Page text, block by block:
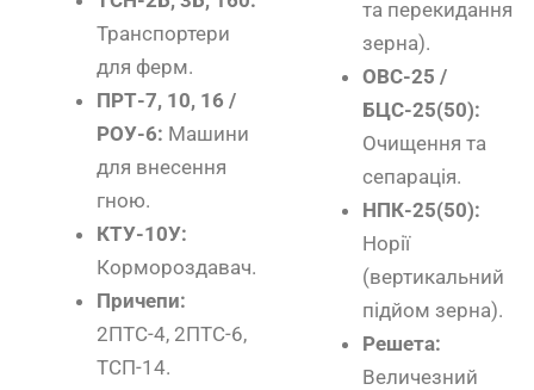
Транспортери
для ферм.
ПРТ-7, 10, 16 /
РОУ-6: Машини
для внесення
гною.
КТУ-10У:
Кормороздавач.
Причепи:
2ПТС-4, 2ПТС-6,
ТСП-14.
та перекидання
зерна).
ОВС-25 /
БЦС-25(50):
Очищення та
сепарація.
НПК-25(50):
Норії
(вертикальний
підйом зерна).
Решета:
Величезний